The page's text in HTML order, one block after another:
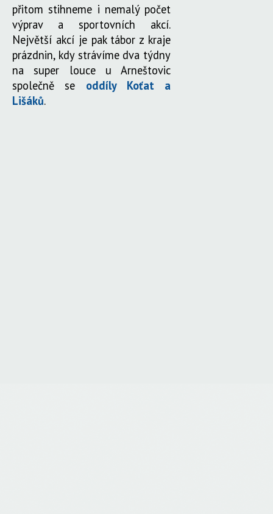
přitom stihneme i nemalý počet
výprav a sportovních akcí.
Největší akcí je pak tábor z kraje
prázdnin, kdy strávíme dva týdny
na super louce u Arneštovic
společně se oddíly Koťat a
Lišáků.